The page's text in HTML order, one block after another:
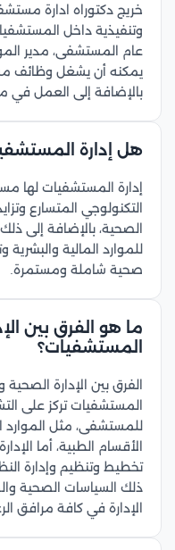
خريج دكتوراه ادارة
وتنفيذية داخل
عام المستشفى، مدير
يمكنه أن يشغل وظائف
بالإضافة إلى العمل
هل إدارة
إدارة المستشفيات لها
التكنولوجي المتسارع
الصحية، بالإضافة إلى
للموارد المالية والبشرية
صحية شاملة ومستمرة.
ما هو الفرق بين
المستشفيات؟
الفرق بين الإدارة
المستشفيات تركز على
للمستشفى، مثل الموارد
الأقسام الطبية، أما
تخطيط وتنظيم وإدارة
ذلك السياسات الصحية
الإدارة في كافة مرافق